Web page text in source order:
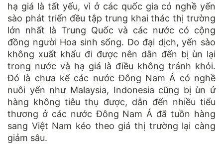
hạ giá là tất yếu, vì ở các quốc gia có nghề yến
sào phát triển đều tập trung khai thác thị trường
lớn nhất là Trung Quốc và các nước có cộng
đồng người Hoa sinh sống. Do đại dịch, yến sào
không xuất khẩu đi được nên dẫn đến bị ùn lại
trong nước và hạ giá là điều không tránh khỏi.
Đó là chưa kể các nước Đông Nam Á có nghề
nuôi yến như Malaysia, Indonesia cũng bị ùn ứ
hàng không tiêu thụ được, dẫn đến nhiều tiểu
thương ở các nước Đông Nam Á đã tuồn hàng
sang Việt Nam kéo theo giá thị trường lại càng
giảm sâu.